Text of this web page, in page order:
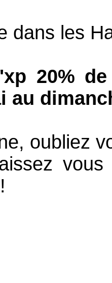
dans les
20%
au
oubliez